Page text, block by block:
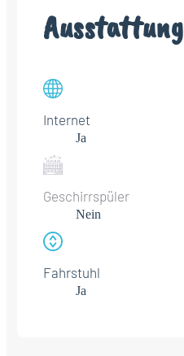
Ausstattung
Internet
Ja
Geschirrspüler
Nein
Fahrstuhl
Ja